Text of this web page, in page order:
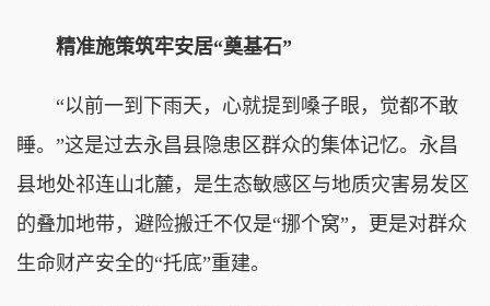
精准施策筑牢安居“奠基石”
“以前一到下雨天，心就提到嗓子眼，觉都不敢
睡。”这是过去永昌县隐患区群众的集体记忆。永昌
县地处祁连山北麓，是生态敏感区与地质灾害易发区
的叠加地带，避险搬迁不仅是“挪个窝”，更是对群众
生命财产安全的“托底”重建。